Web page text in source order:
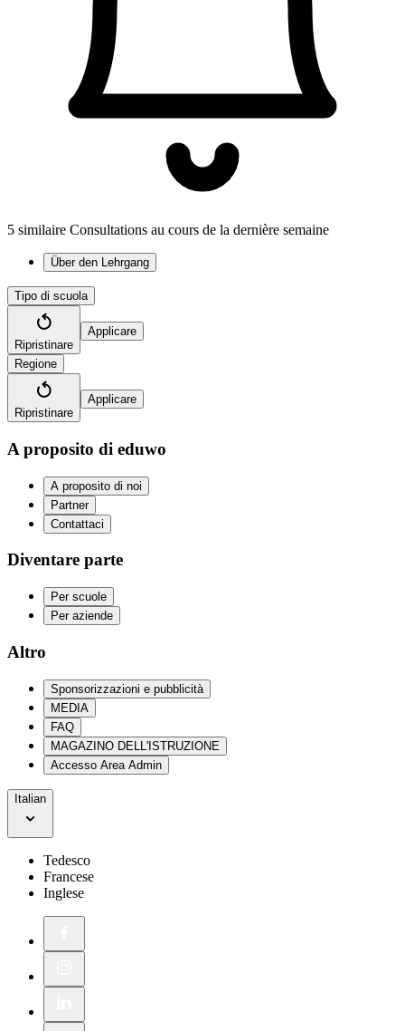
5 similaire Consultations au cours de la dernière semaine
Über den Lehrgang
Tipo di scuola
Ripristinare
Applicare
Regione
Ripristinare
Applicare
A proposito di eduwo
A proposito di noi
Partner
Contattaci
Diventare parte
Per scuole
Per aziende
Altro
Sponsorizzazioni e pubblicità
MEDIA
FAQ
MAGAZINO DELL'ISTRUZIONE
Accesso Area Admin
Italian
Tedesco
Francese
Inglese